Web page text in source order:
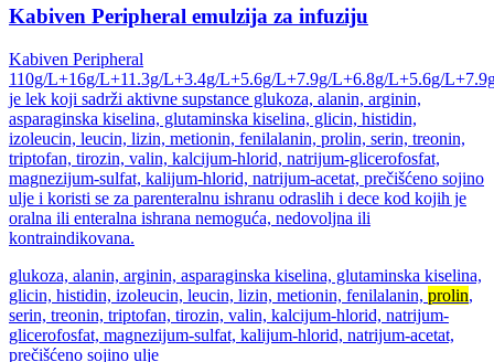
Kabiven Peripheral emulzija za infuziju
Kabiven Peripheral
110g/L+16g/L+11.3g/L+3.4g/L+5.6g/L+7.9g/L+6.8g/L+5.6g/
je lek koji sadrži aktivne supstance glukoza, alanin, arginin,
asparaginska kiselina, glutaminska kiselina, glicin, histidin,
izoleucin, leucin, lizin, metionin, fenilalanin, prolin, serin, treonin,
triptofan, tirozin, valin, kalcijum-hlorid, natrijum-glicerofosfat,
magnezijum-sulfat, kalijum-hlorid, natrijum-acetat, prečišćeno sojino
ulje i koristi se za parenteralnu ishranu odraslih i dece kod kojih je
oralna ili enteralna ishrana nemoguća, nedovoljna ili
kontraindikovana.
glukoza, alanin, arginin, asparaginska kiselina, glutaminska kiselina,
glicin, histidin, izoleucin, leucin, lizin, metionin, fenilalanin, prolin,
serin, treonin, triptofan, tirozin, valin, kalcijum-hlorid, natrijum-
glicerofosfat, magnezijum-sulfat, kalijum-hlorid, natrijum-acetat,
prečišćeno sojino ulje